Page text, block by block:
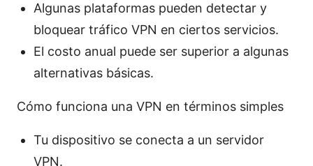
Algunas plataformas pueden detectar y
bloquear tráfico VPN en ciertos servicios.
El costo anual puede ser superior a algunas
alternativas básicas.
Cómo funciona una VPN en términos simples
Tu dispositivo se conecta a un servidor
VPN.